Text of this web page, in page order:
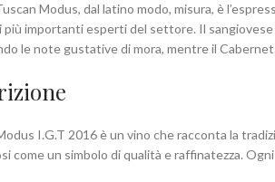
Modus, dal latino modo, misura, è
più importanti esperti del settore. Il
le note gustative di mora, mentre il
I.G.T 2016 è un vino che racconta la
come un simbolo di qualità e raffinatezza.